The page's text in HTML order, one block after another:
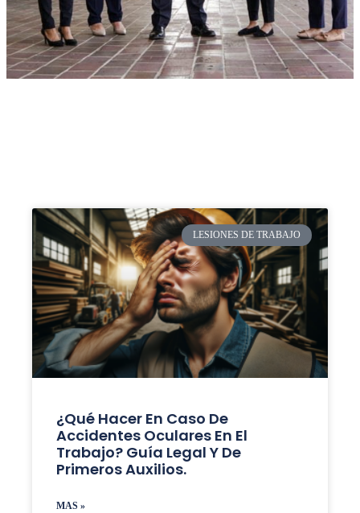
LESIONES DE TRABAJO
¿Qué Hacer En Caso De
Accidentes Oculares En El
Trabajo? Guía Legal Y De
Primeros Auxilios.
MAS »